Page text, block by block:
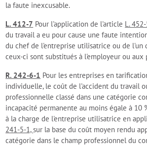
la faute inexcusable.
L. 412-7 Pour l'application de l'article L.
du travail a eu pour cause une faute
du chef de l'entreprise utilisatrice ou de l'un
ceux-ci sont substitués à l'employeur ou aux
R. 242-6-1 Pour les entreprises en
individuelle, le coût de l'accident du travail
professionnelle classé dans une catégorie
incapacité permanente au moins égale à 10
à la charge de l'entreprise utilisatrice en
241-5-1,sur la base du coût moyen rendu
catégorie dans le champ professionnel du